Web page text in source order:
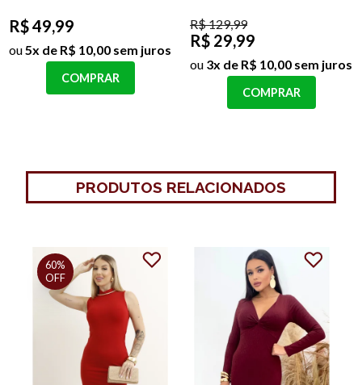
R$ 49,99
ou 5x de R$ 10,00 sem juros
COMPRAR
R$ 129,99
R$ 29,99
ou 3x de R$ 10,00 sem juros
COMPRAR
PRODUTOS RELACIONADOS
25%
OFF